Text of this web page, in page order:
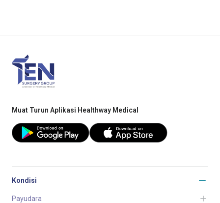
Muat Turun Aplikasi Healthway Medical
Kondisi
Payudara